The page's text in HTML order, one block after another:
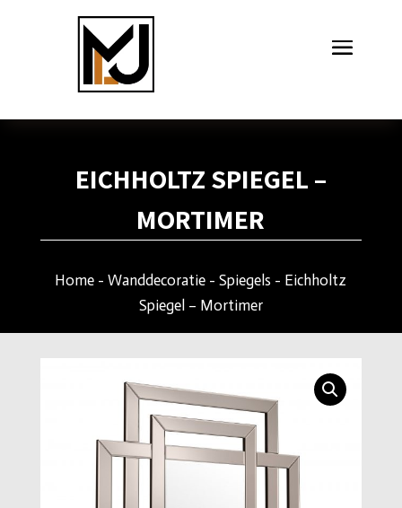
EICHHOLTZ SPIEGEL –
MORTIMER
Home -Wanddecoratie -Spiegels - Eichholtz
Spiegel – Mortimer